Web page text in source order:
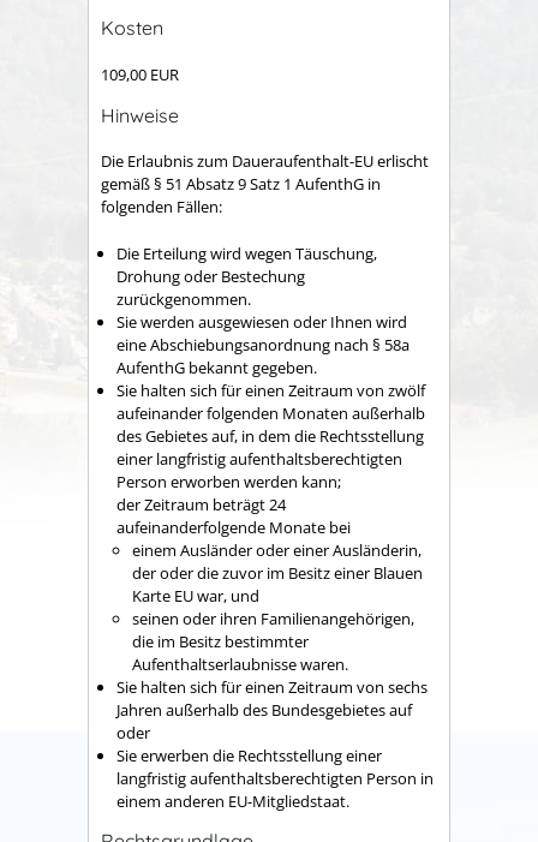
Kosten
109,00 EUR
Hinweise
Die Erlaubnis zum Daueraufenthalt-EU erlischt
gemäß § 51 Absatz 9 Satz 1 AufenthG in
folgenden Fällen:
Die Erteilung wird wegen Täuschung,
Drohung oder Bestechung
zurückgenommen.
Sie werden ausgewiesen oder Ihnen wird
eine Abschiebungsanordnung nach § 58a
AufenthG bekannt gegeben.
Sie halten sich für einen Zeitraum von zwölf
aufeinander folgenden Monaten außerhalb
des Gebietes auf, in dem die Rechtsstellung
einer langfristig aufenthaltsberechtigten
Person erworben werden kann;
der Zeitraum beträgt 24
aufeinanderfolgende Monate bei
einem Ausländer oder einer Ausländerin,
der oder die zuvor im Besitz einer Blauen
Karte EU war, und
seinen oder ihren Familienangehörigen,
die im Besitz bestimmter
Aufenthaltserlaubnisse waren.
Sie halten sich für einen Zeitraum von sechs
Jahren außerhalb des Bundesgebietes auf
oder
Sie erwerben die Rechtsstellung einer
langfristig aufenthaltsberechtigten Person in
einem anderen EU-Mitgliedstaat.